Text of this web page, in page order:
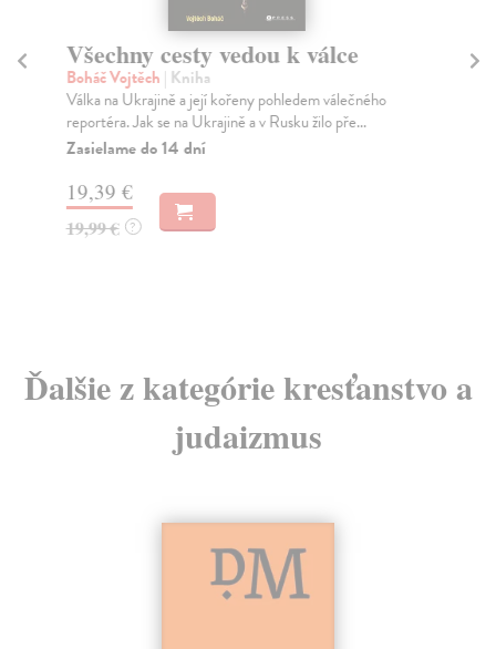
Všechny cesty vedou k válce
Boháč Vojtěch | Kniha
Válka na Ukrajině a její kořeny pohledem válečného
reportéra. Jak se na Ukrajině a v Rusku žilo pře...
Zasielame do 14 dní
19,39 €
19,99 € ?
Ďalšie z kategórie kresťanstvo a
judaizmus